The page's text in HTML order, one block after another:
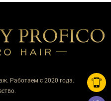
Работаем с 2020 года.